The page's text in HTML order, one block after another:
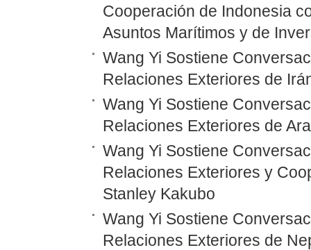
Cooperación de Indonesia
Asuntos Marítimos y de
Wang Yi Sostiene
Relaciones Exteriores de
Wang Yi Sostiene
Relaciones Exteriores de
Wang Yi Sostiene
Relaciones Exteriores y
Stanley Kakubo
Wang Yi Sostiene
Relaciones Exteriores de